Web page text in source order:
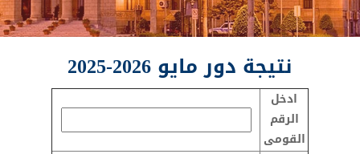
نتيجة دور مايو 2026-2025
ادخل
الرقم
القومى